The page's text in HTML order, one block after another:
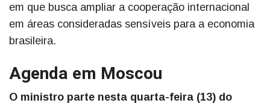
em que busca ampliar a cooperação internacional
em áreas consideradas sensíveis para a economia
brasileira.
Agenda em Moscou
O ministro parte nesta quarta-feira (13) do